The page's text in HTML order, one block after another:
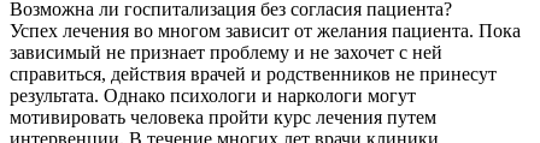
Возможна ли госпитализация без согласия пациента?
Успех лечения во многом зависит от желания пациента. Пока
зависимый не признает проблему и не захочет с ней
справиться, действия врачей и родственников не принесут
результата. Однако психологи и наркологи могут
мотивировать человека пройти курс лечения путем
интервенции. В течение многих лет врачи клиники